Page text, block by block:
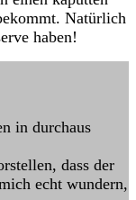
Natürlich
haben!
in durchaus
dass der
echt wundern,